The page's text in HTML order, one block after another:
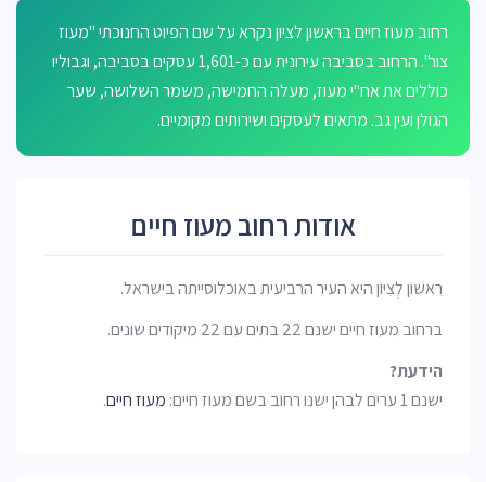
רחוב מעוז חיים בראשון לציון נקרא על שם הפיוט החנוכתי "מעוז
צור". הרחוב בסביבה עירונית עם כ-1,601 עסקים בסביבה, וגבוליו
כוללים את אח"י מעוז, מעלה החמישה, משמר השלושה, שער
הגולן ועין גב. מתאים לעסקים ושירותים מקומיים.
אודות רחוב מעוז חיים
רִאשׁוֹן לְצִיּוֹן היא העיר הרביעית באוכלוסייתה בישראל.
ברחוב מעוז חיים ישנם 22 בתים עם 22 מיקודים שונים.
הידעת?
ישנם 1 ערים לבהן ישנו רחוב בשם מעוז חיים:
מעוז חיים.